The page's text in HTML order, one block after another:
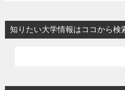
知りたい大学情報はココから検